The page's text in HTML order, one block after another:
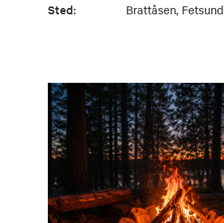
Sted: Brattåsen, Fetsund